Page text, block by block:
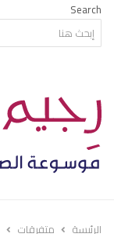
Search
الرئيسة متفرقات